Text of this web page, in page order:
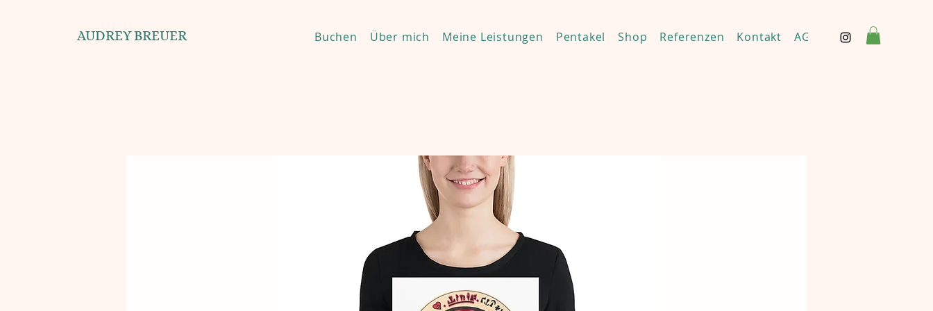
AUDREY BREUER Buchen Über mich Meine Leistungen Pentakel Shop Referenzen Kontakt AGBs &